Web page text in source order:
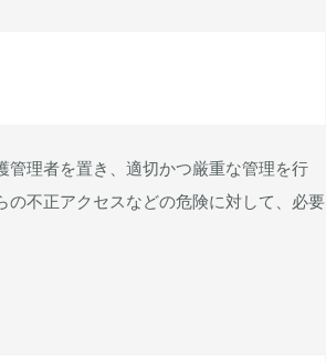
管理者を置き、適切かつ厳重な管理を行
不正アクセスなどの危険に対して、必要